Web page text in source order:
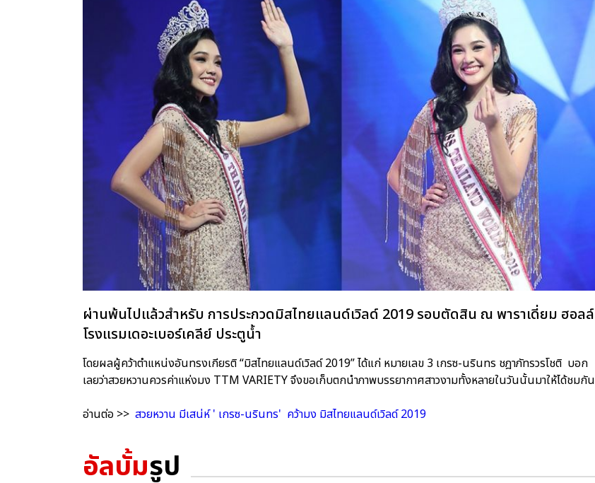
ผ่านพ้นไปแล้วสำหรับ การประกวดมิสไทยแลนด์เวิลด์ 2019 รอบตัดสิน ณ พาราเดี่ยม ฮอลล์
โรงแรมเดอะเบอร์เคลีย์ ประตูน้ำ
โดยผลผู้คว้าตำแหน่งอันทรงเกียรติ “มิสไทยแลนด์เวิลด์ 2019” ได้แก่ หมายเลข 3 เกรซ-นรินทร ชฎาภัทรวรโชติ บอก
เลยว่าสวยหวานควรค่าแห่งมง TTM VARIETY จึงขอเก็บตกนำภาพบรรยากาศสาวงามทั้งหลายในวันนั้นมาให้ได้ชมกัน
อ่านต่อ >> สวยหวาน มีเสน่ห์ ' เกรซ-นรินทร' คว้ามง มิสไทยแลนด์เวิลด์ 2019
อัลบั้มรูป